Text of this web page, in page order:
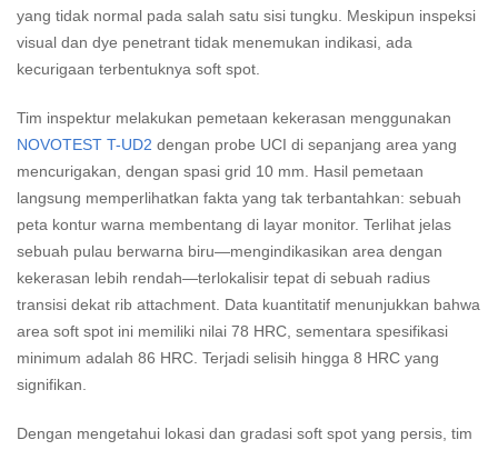
yang tidak normal pada salah satu sisi tungku. Meskipun inspeksi
visual dan dye penetrant tidak menemukan indikasi, ada
kecurigaan terbentuknya soft spot.
Tim inspektur melakukan pemetaan kekerasan menggunakan
NOVOTEST T-UD2 dengan probe UCI di sepanjang area yang
mencurigakan, dengan spasi grid 10 mm. Hasil pemetaan
langsung memperlihatkan fakta yang tak terbantahkan: sebuah
peta kontur warna membentang di layar monitor. Terlihat jelas
sebuah pulau berwarna biru—mengindikasikan area dengan
kekerasan lebih rendah—terlokalisir tepat di sebuah radius
transisi dekat rib attachment. Data kuantitatif menunjukkan bahwa
area soft spot ini memiliki nilai 78 HRC, sementara spesifikasi
minimum adalah 86 HRC. Terjadi selisih hingga 8 HRC yang
signifikan.
Dengan mengetahui lokasi dan gradasi soft spot yang persis, tim